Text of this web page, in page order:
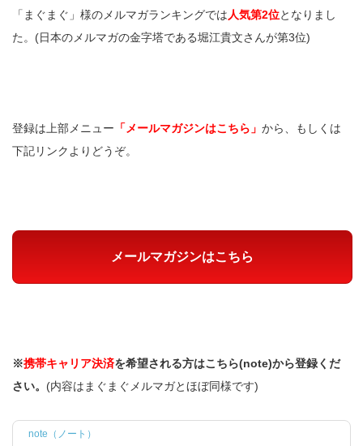
「まぐまぐ」様のメルマガランキングでは人気第2位となりまし
た。(日本のメルマガの金字塔である堀江貴文さんが第3位)
登録は上部メニュー 「メールマガジンはこちら」 から、もしくは
下記リンクよりどうぞ。
メールマガジンはこちら
※携帯キャリア決済を希望される方はこちら(note)から登録くだ
さい。 (内容はまぐまぐメルマガとほぼ同様です)
note（ノート）